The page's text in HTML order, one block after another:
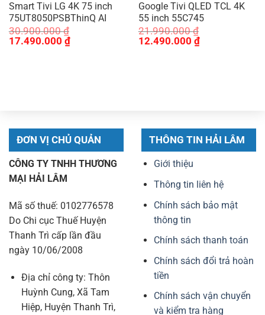
Smart Tivi LG 4K 75 inch
75UT8050PSBThinQ AI
30.900.000₫
Giá
gốc
17.490.000 ₫Giá
hiện
Google Tivi QLED TCL 4K
55 inch 55C745
21.990.000₫
Giá
gốc
12.490.000 ₫Giá
hiện
ĐƠN VỊ CHỦ QUẢN
CÔNG TY TNHH THƯƠNG
MẠI HẢI LÂM
Mã số thuế: 0102776578
Do Chi cục Thuế Huyện
Thanh Trì cấp lần đầu
ngày 10/06/2008
Địa chỉ công ty: Thôn
Huỳnh Cung, Xã Tam
Hiệp, Huyện Thanh Trì,
THÔNG TIN HẢI LÂM
Giới thiệu
Thông tin liên hệ
Chính sách bảo mật
thông tin
Chính sách thanh toán
Chính sách đổi trả hoàn
tiền
Chính sách vận chuyển
và kiểm tra hàng